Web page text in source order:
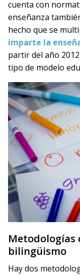
cuenta con
enseñanza
hecho que se
imparte la
partir del año
tipo de modelo
Metodologías
bilingüismo
Hay dos